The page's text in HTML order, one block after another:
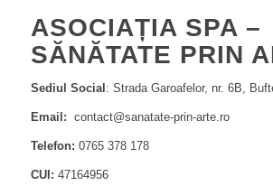
ASOCIAȚIA SPA –
SĂNĂTATE PRIN
Sediul Social : Strada Garoafelor, nr. 6B,
Email: contact@sanatate-prin-arte.ro
Telefon: 0765 378 178
CUI: 47164956